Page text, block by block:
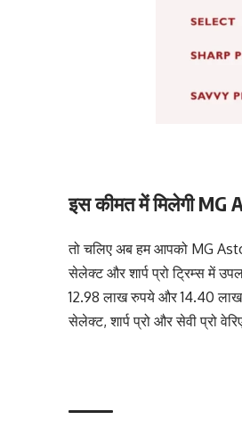
इस कीमत में मिलेगी MG
तो चलिए अब हम आपको MG
सेलेक्ट और शार्प प्रो ट्रिम्स में
12.98 लाख रुपये और 14.40
सेलेक्ट, शार्प प्रो और सेवी प्रो